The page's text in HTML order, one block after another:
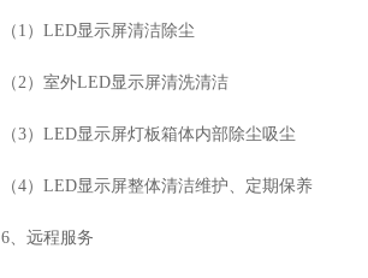
（1）LED显示屏清洁除尘
（2）室外LED显示屏清洗清洁
（3）LED显示屏灯板箱体内部除尘吸尘
（4）LED显示屏整体清洁维护、定期保养
6、远程服务